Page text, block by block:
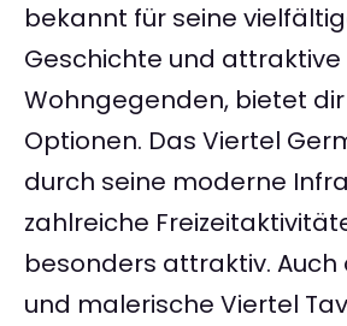
bekannt für seine
Geschichte und attraktive
Wohngegenden, bietet
Optionen. Das Viertel
durch seine moderne
zahlreiche
besonders attraktiv. Auch
und malerische Viertel